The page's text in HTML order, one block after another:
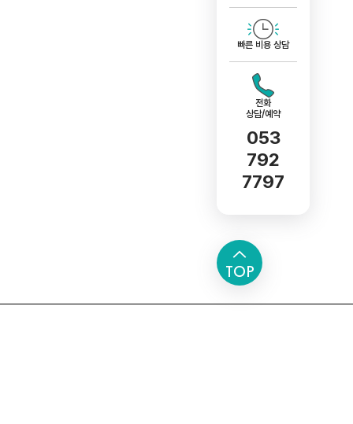
빠른 비용 상담
전화
상담/예약
053
792
7797
TOP